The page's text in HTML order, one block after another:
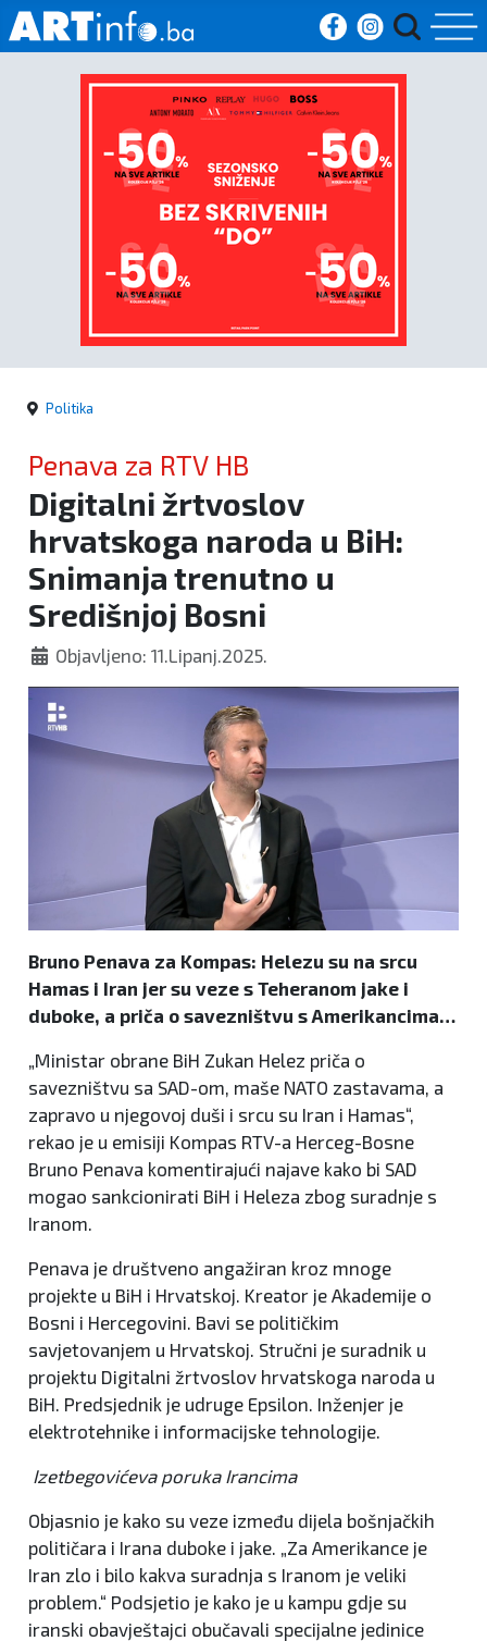
Početna
Vijesti
Kultura
Crna
kronika
Politika
Zanimljivosti
Politika
Penava za RTV HB
Digitalni žrtvoslov
hrvatskoga naroda u BiH:
Snimanja trenutno u
Središnjoj Bosni
Objavljeno: 11.Lipanj.2025.
Bruno Penava za Kompas: Helezu su na srcu
Hamas i Iran jer su veze s Teheranom jake i
duboke, a priča o savezništvu s Amerikancima…
„Ministar obrane BiH Zukan Helez priča o
savezništvu sa SAD-om, maše NATO zastavama, a
zapravo u njegovoj duši i srcu su Iran i Hamas“,
rekao je u emisiji Kompas RTV-a Herceg-Bosne
Bruno Penava komentirajući najave kako bi SAD
mogao sankcionirati BiH i Heleza zbog suradnje s
Iranom.
Penava je društveno angažiran kroz mnoge
projekte u BiH i Hrvatskoj. Kreator je Akademije o
Bosni i Hercegovini. Bavi se političkim
savjetovanjem u Hrvatskoj. Stručni je suradnik u
projektu Digitalni žrtvoslov hrvatskoga naroda u
BiH. Predsjednik je udruge Epsilon. Inženjer je
elektrotehnike i informacijske tehnologije.
Izetbegovićeva poruka Irancima
Objasnio je kako su veze između dijela bošnjačkih
političara i Irana duboke i jake. „Za Amerikance je
Iran zlo i bilo kakva suradnja s Iranom je veliki
problem.“ Podsjetio je kako je u kampu gdje su
iranski obavještajci obučavali specijalne jedinice